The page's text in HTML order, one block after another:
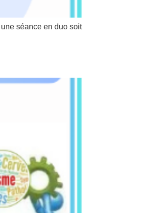
séance en duo soit